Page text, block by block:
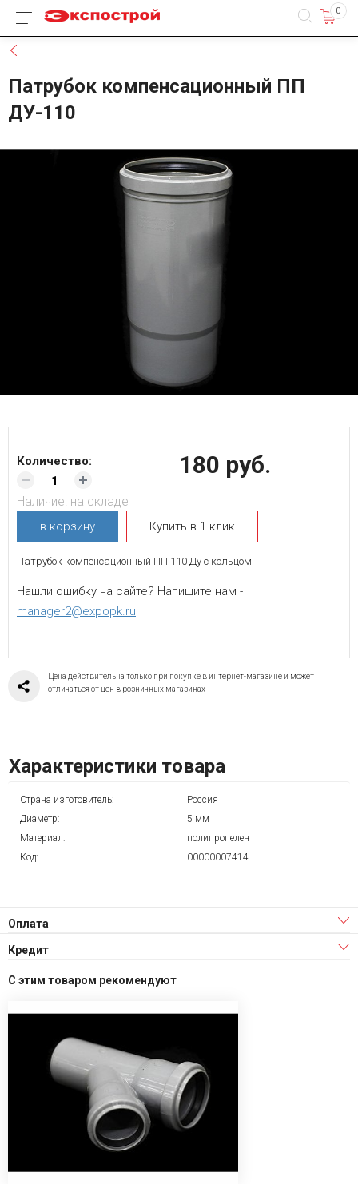
Каталог товаров 0
Патрубок компенсационный ПП
ДУ-110
180 руб.
Количество:
Наличие: на складе
в корзину Купить в 1 клик
Патрубок компенсационный ПП 110 Ду с кольцом
Нашли ошибку на сайте? Напишите нам -
manager2@expopk.ru
Цена действительна только при покупке в интернет-магазине и может
отличаться от цен в розничных магазинах
Характеристики товара
Страна изготовитель:
Россия
Диаметр:
5 мм
Материал:
полипропелен
Код:
00000007414
Оплата
Кредит
С этим товаром рекомендуют